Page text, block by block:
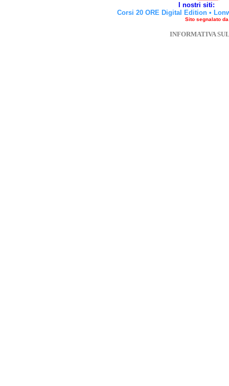
I nostri siti:
Corsi 20 ORE Digital Edition •
Sito segnalato
INFORMATIVA